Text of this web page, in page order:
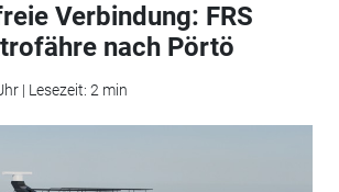
Verbindung: FRS
nach Pörtö
| Lesezeit: 2 min